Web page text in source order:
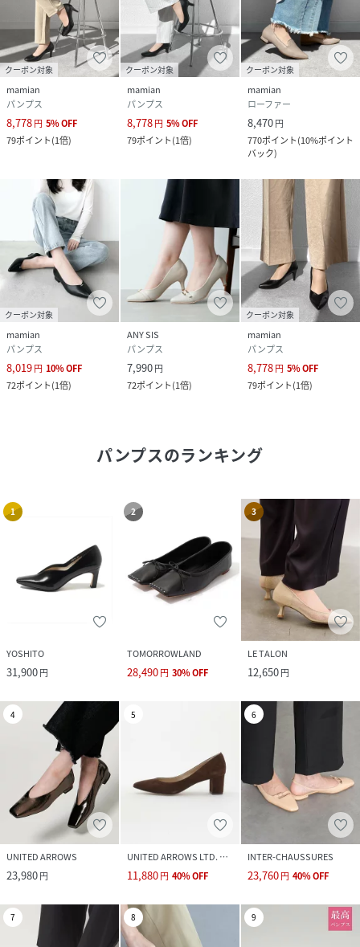
クーポン対象
mamian
パンプス
8,778円 5%OFF
79ポイント(1倍)
クーポン対象
mamian
パンプス
8,778円 5%OFF
79ポイント(1倍)
クーポン対象
mamian
ローファー
8,470円
770ポイント(10%ポイント
バック)
クーポン対象
mamian
パンプス
8,019円 10%OFF
72ポイント(1倍)
ANY SIS
パンプス
7,990円
72ポイント(1倍)
クーポン対象
mamian
パンプス
8,778円 5%OFF
79ポイント(1倍)
パンプスのランキング
1
YOSHITO
31,900円
2
TOMORROWLAND
28,490円 30%OFF
3
LE TALON
12,650円
4
UNITED ARROWS
23,980円
5
UNITED ARROWS LTD. OUTLET
11,880円 40%OFF
6
INTER-CHAUSSURES
23,760円 40%OFF
7 8 9